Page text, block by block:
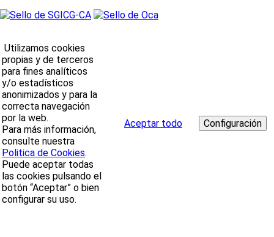
Utilizamos cookies
propias y de terceros
para fines analíticos
y/o estadísticos
anonimizados y para la
correcta navegación
por la web.
Para más información,
consulte nuestra
Politica de Cookies.
Puede aceptar todas
las cookies pulsando el
botón “Aceptar” o bien
configurar su uso.
Aceptar todo